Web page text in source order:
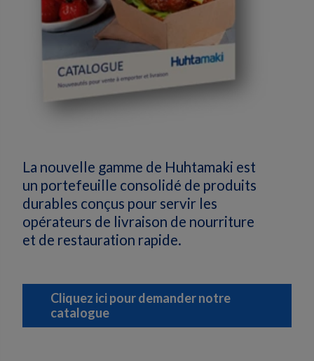
La nouvelle gamme de Huhtamaki est
un portefeuille consolidé de produits
durables conçus pour servir les
opérateurs de livraison de nourriture
et de restauration rapide.
Cliquez ici pour demander notre
catalogue